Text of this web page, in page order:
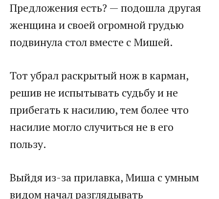
Предложения есть? — подошла другая
женщина и своей огромной грудью
подвинула стол вместе с Мишей.
Тот убрал раскрытый нож в карман,
решив не испытывать судьбу и не
прибегать к насилию, тем более что
насилие могло случиться не в его
пользу.
Выйдя из-за прилавка, Миша с умным
видом начал разглядывать